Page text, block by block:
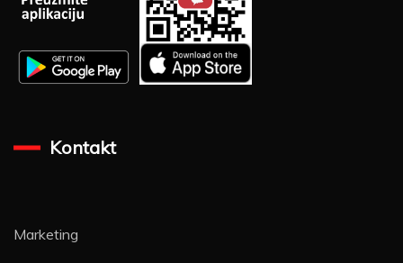
Kontakt
Marketing